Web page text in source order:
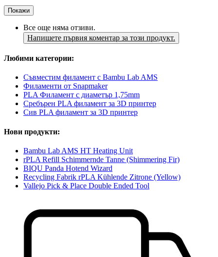
Покажи
Все още няма отзиви.
Напишете първия коментар за този продукт.
Любими категории:
Съвместим филамент с Bambu Lab AMS
Филаменти от Snapmaker
PLA Филамент с диаметър 1,75mm
Сребърен PLA филамент за 3D принтер
Сив PLA филамент за 3D принтер
Нови продукти:
Bambu Lab AMS HT Heating Unit
rPLA Refill Schimmernde Tanne (Shimmering Fir)
BIQU Panda Hotend Wizard
Recycling Fabrik rPLA Kühlende Zitrone (Yellow)
Vallejo Pick & Place Double Ended Tool